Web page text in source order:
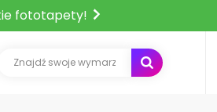
fototapety!